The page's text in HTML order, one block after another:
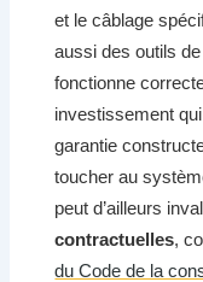
et le câblage
aussi des outils
fonctionne
investissement
garantie
toucher au
peut d’ailleurs
contractuelles,
du Code de la